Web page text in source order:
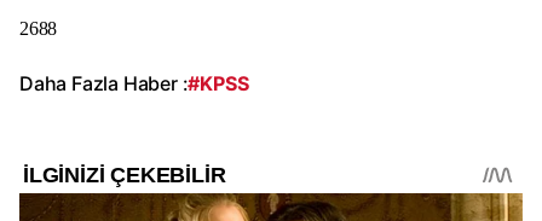
2688
Daha Fazla Haber :#KPSS